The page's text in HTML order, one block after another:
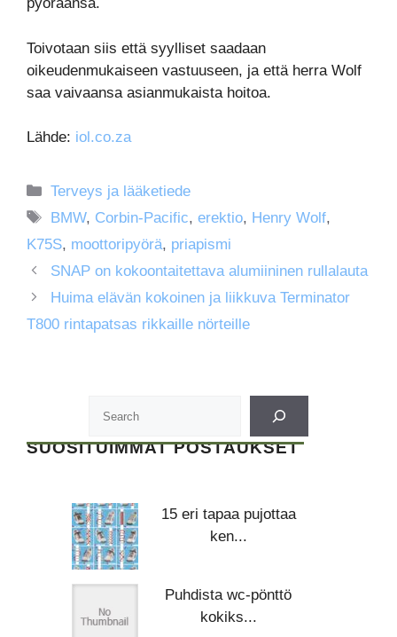
Toivotaan siis että syylliset saadaan
oikeudenmukaiseen vastuuseen, ja että herra Wolf
saa vaivaansa asianmukaista hoitoa.
Lähde: iol.co.za
Kategoriat
Terveys ja lääketiede
Avainsanat
BMW, Corbin-Pacific,erektio, Henry Wolf,
K75S, moottoripyörä, priapismi
SNAP on kokoontaitettava alumiininen rullalauta
Huima elävän kokoinen ja liikkuva Terminator
T800 rintapatsas rikkaille nörteille
SUOSITUIMMAT POSTAUKSET
15 eri tapaa pujottaa
ken...
Puhdista wc-pönttö
kokiks...